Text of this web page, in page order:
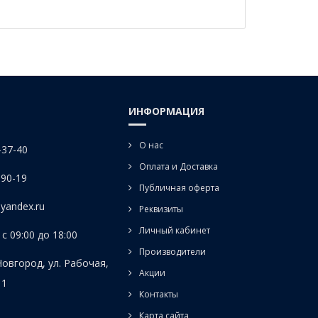
40
19
09:00 до 18:00
ул. Рабочая,
ИНФОРМАЦИЯ
О нас
Оплата и Доставка
Публичная оферта
Реквизиты
Личный кабинет
Производители
Акции
Контакты
Карта сайта